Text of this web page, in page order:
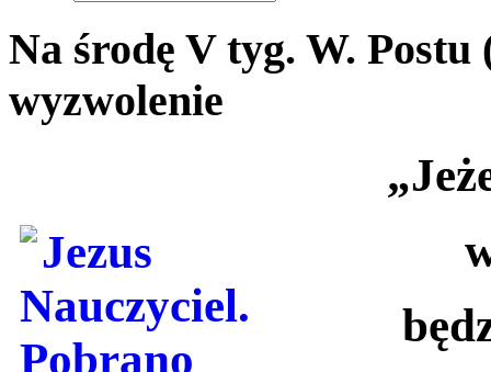
Na środę V tyg. W. Postu
wyzwolenie